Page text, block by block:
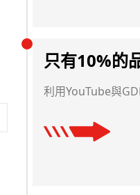
只有10%的
利用YouTube與